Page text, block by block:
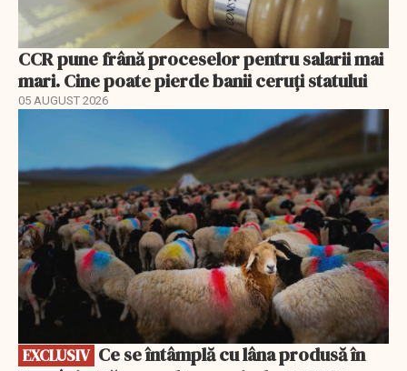
CCR pune frână proceselor pentru salarii mai
mari. Cine poate pierde banii ceruți statului
05 AUGUST 2026
EXCLUSIV